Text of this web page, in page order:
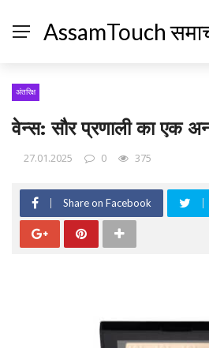
AssamTouch
अंतरिक्ष
वेन्स: सौर प्रणाली का एक
27.01.2025 0 375
Share on Facebook